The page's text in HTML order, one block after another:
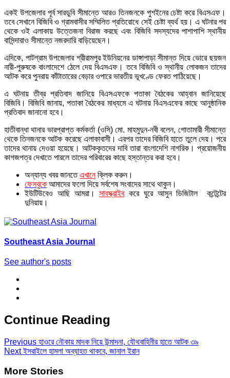
একই উপজেলার পূর্ব সারডুবি সীমান্তে আরও তিনজনকে পুশইনের চেষ্টা করে বিএসএফ।
তবে সেখানে বিজিবি ও গ্রামবাসীর সম্মিলিত প্রতিরোধে সেই চেষ্টা ব্যর্থ হয়। এ ঘটনার পর
থেকে ওই এলাকায় উত্তেজনা বিরাজ করছে এবং বিজিবি সদস্যদের পাশাপাশি স্থানীয়
বাসিন্দারাও সীমান্তে নজরদারি বাড়িয়েছেন।
এদিকে, পাটগ্রাম উপজেলার শ্রীরামপুর ইউনিয়নের ডাঙ্গাপাড়া সীমান্ত দিয়ে ভোরে ছয়জন
নারী-পুরুষকে বাংলাদেশে ঠেলে দেয় বিএসএফ। তবে বিজিবি ও স্থানীয় লোকজন তাদের
আটক করে পুনরায় কাঁটাতারের বেড়ার ওপারে ভারতীয় ভূখণ্ডে ফেরত পাঠিয়েছে।
এ ঘটনায় তীব্র প্রতিবাদ জানিয়ে বিএসএফকে পতাকা বৈঠকের আহ্বান জানিয়েছে
বিজিবি। বিজিবি জানায়, পতাকা বৈঠকের মাধ্যমে এ ঘটনায় বিএসএফের কাছে আনুষ্ঠানিক
প্রতিবাদ জানানো হবে।
হাতীবান্ধা থানার ভারপ্রাপ্ত কর্মকর্তা (ওসি) মো. মাহমুদুন-নবী বলেন, গোতামারী সীমান্তে
থেকে তিনজনকে আটক করেছে এলাকাবাসী। এরপর তাদের বিজিবি হাতে তুলে দেয়। পরে
তাদের থানায় দেওয়া হয়েছে। আটককৃতদের দাবি তারা বাংলাদেশি নাগরিক। প্রয়োজনীয়
কাগজপত্র দেখাতে পারলে তাদের পরিবারের কাছে হস্তান্তর করা হবে।
অন্যান্য খবর জানতে এখানে ক্লিক করুন।
ফেসবুকে আমাদের ফলো দিয়ে সর্বশেষ সংবাদের সাথে থাকুন।
ইউটিউবেও আছি আমরা।
সাবস্ক্রাইব করে ঘুরে আসুন ডিজিটাল কন্টেন্টের
দুনিয়ায়।
Southeast Asia Journal
See author's posts
Continue Reading
Previous হাওরে নৌকায় মাদক নিয়ে উন্মাদনা, যৌথবাহিনীর হাতে আটক ৩৯
Nextইসরাইলে হামলা অব্যাহত থাকবে, জানাল ইরান
More Stories